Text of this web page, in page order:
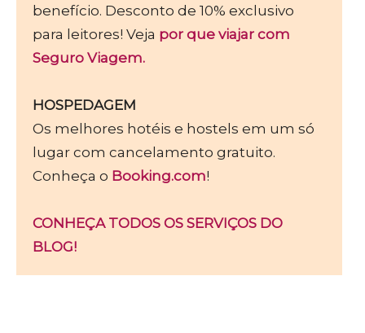
benefício. Desconto de 10% exclusivo
para leitores! Veja por que viajar com
Seguro Viagem.
HOSPEDAGEM
Os melhores hotéis e hostels em um só
lugar com cancelamento gratuito.
Conheça o Booking.com!
CONHEÇA TODOS OS SERVIÇOS DO
BLOG!